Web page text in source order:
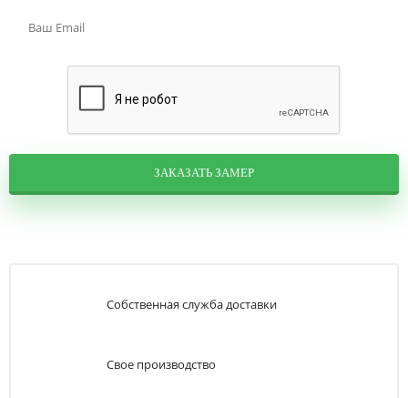
ЗАКАЗАТЬ ЗАМЕР
Собственная служба доставки
Свое производство